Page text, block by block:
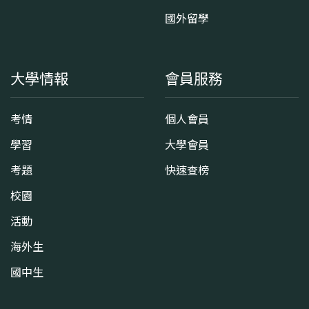
國外留學
大學情報
考情
學習
考題
校園
活動
海外生
國中生
會員服務
個人會員
大學會員
快速查榜